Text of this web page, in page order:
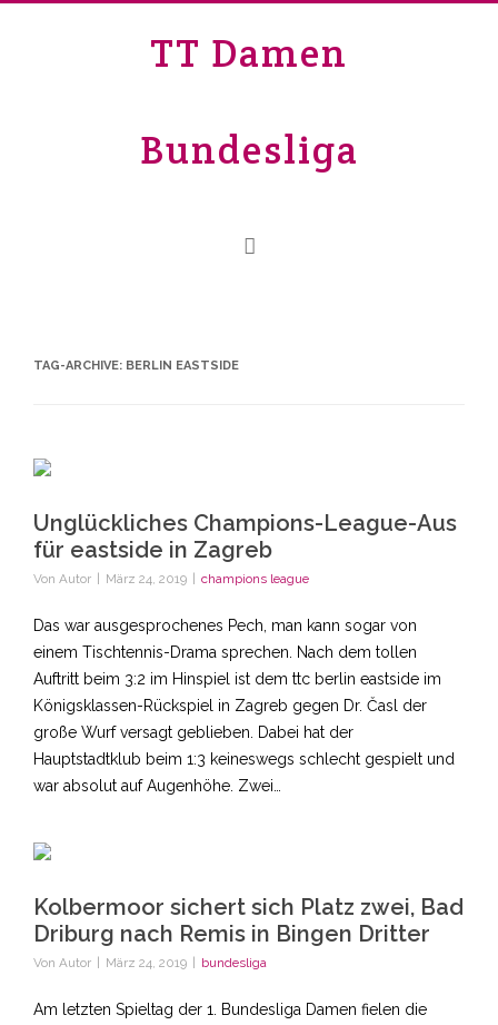
TT Damen
Bundesliga
TAG-ARCHIVE: BERLIN EASTSIDE
Unglückliches Champions-League-Aus
für eastside in Zagreb
Von Autor März 24, 2019 champions league
Das war ausgesprochenes Pech, man kann sogar von
einem Tischtennis-Drama sprechen. Nach dem tollen
Auftritt beim 3:2 im Hinspiel ist dem ttc berlin eastside im
Königsklassen-Rückspiel in Zagreb gegen Dr. Časl der
große Wurf versagt geblieben. Dabei hat der
Hauptstadtklub beim 1:3 keineswegs schlecht gespielt und
war absolut auf Augenhöhe. Zwei…
Kolbermoor sichert sich Platz zwei, Bad
Driburg nach Remis in Bingen Dritter
Von Autor März 24, 2019 bundesliga
Am letzten Spieltag der 1. Bundesliga Damen fielen die